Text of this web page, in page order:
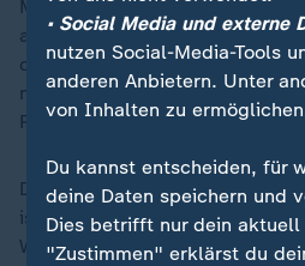
Mehrere israelische Medien
auf Polizeikreise hingegen,
drei Personen festgenommen.
mehrere Menschen verletzt
Rauchverletzungen behandelt
Der Bezirksleiter der
israelischen Fernsehen von
Waldbrand, den es je in Israel
• Social Media und externe
nutzen Social-Media-Tools
anderen Anbietern. Unter
von Inhalten zu
Du kannst entscheiden, für
deine Daten speichern und
Dies betrifft nur dein
"Zustimmen" erklärst du